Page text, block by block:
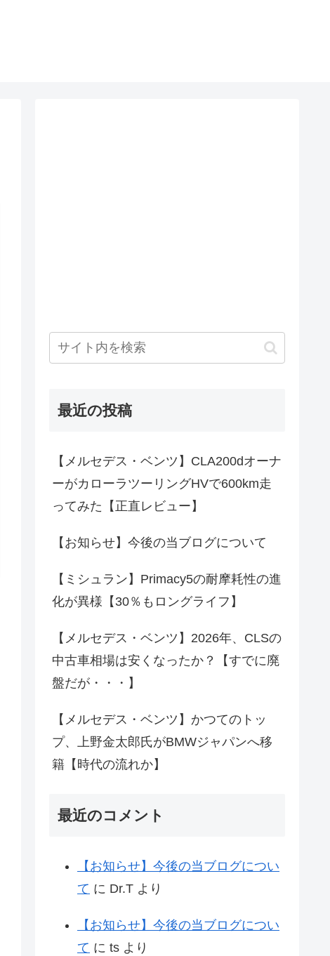
最近の投稿
【メルセデス・ベンツ】CLA200dオーナ
ーがカローラツーリングHVで600km走
ってみた【正直レビュー】
【お知らせ】今後の当ブログについて
【ミシュラン】Primacy5の耐摩耗性の進
化が異様【30％もロングライフ】
【メルセデス・ベンツ】2026年、CLSの
中古車相場は安くなったか？【すでに廃
盤だが・・・】
【メルセデス・ベンツ】かつてのトッ
プ、上野金太郎氏がBMWジャパンへ移
籍【時代の流れか】
最近のコメント
【お知らせ】今後の当ブログについ
て に Dr.T より
【お知らせ】今後の当ブログについ
て に ts より